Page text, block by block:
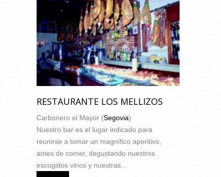
RESTAURANTE LOS MELLIZOS
Carbonero el Mayor (Segovia)
Nuestro bar es el lugar indicado para
reunirse a tomar un magnífico aperitivo,
antes de comer, degustando nuestros
escogidos vinos y nuestras...